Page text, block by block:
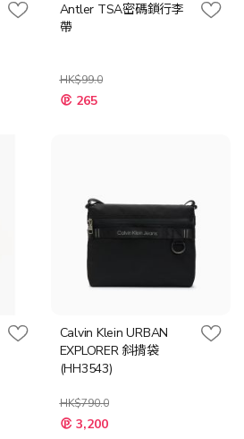
Antler TSA密碼鎖行李
帶
HK$99.0
特
殊 265
Calvin Klein URBAN
EXPLORER 斜揹袋
(HH3543)
HK$790.0
特
殊 3,200